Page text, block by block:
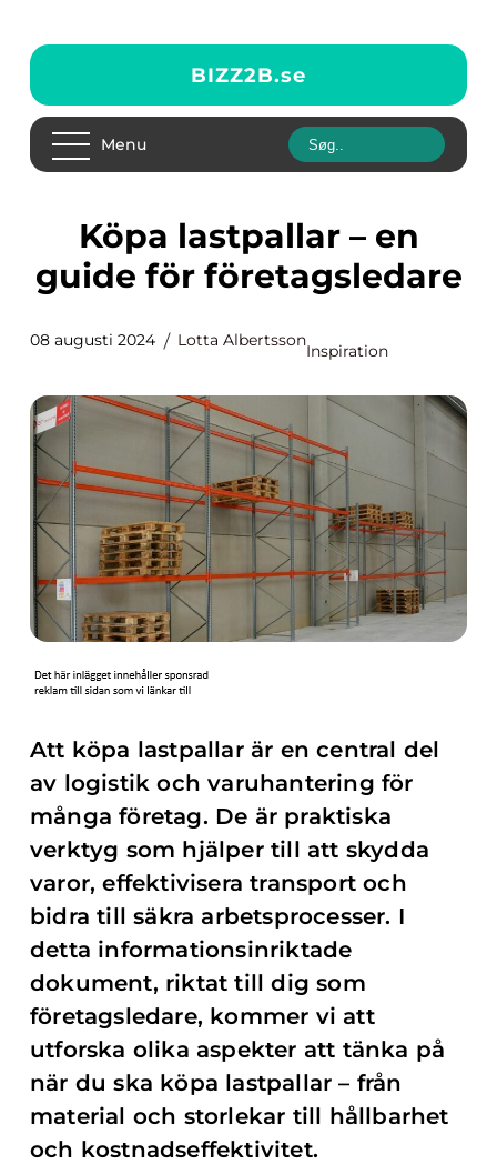
BIZZ2B.se
Menu
Köpa lastpallar – en
guide för företagsledare
08 augusti 2024 Lotta Albertsson
Inspiration
Att köpa lastpallar är en central del
av logistik och varuhantering för
många företag. De är praktiska
verktyg som hjälper till att skydda
varor, effektivisera transport och
bidra till säkra arbetsprocesser. I
detta informationsinriktade
dokument, riktat till dig som
företagsledare, kommer vi att
utforska olika aspekter att tänka på
när du ska köpa lastpallar – från
material och storlekar till hållbarhet
och kostnadseffektivitet.